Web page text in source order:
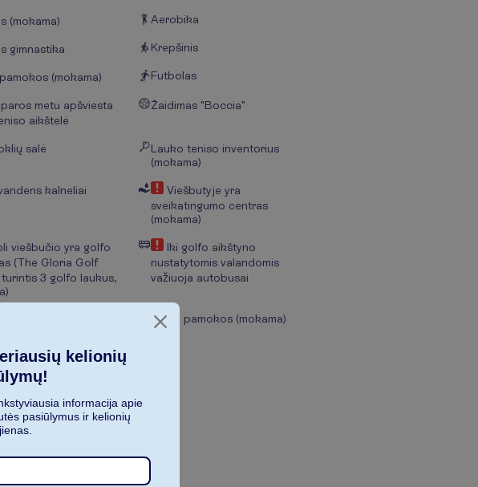
(mokama) Aerobika
gimnastika Krepšinis
(mokama) Futbolas
paros metu apšviesta
aikštelė
Žaidimas "Boccia"
salė
Lauko teniso inventorius
(mokama)
kalneliai
Viešbutyje yra
sveikatingumo centras
(mokama)
viešbučio yra golfo
(The Gloria Golf
3 golfo laukus,
Iki golfo aikštyno
nustatytomis valandomis
važiuoja autobusai
Golfo pamokos (mokama)
kelionių
informacija apie
pasiūlymus ir kelionių